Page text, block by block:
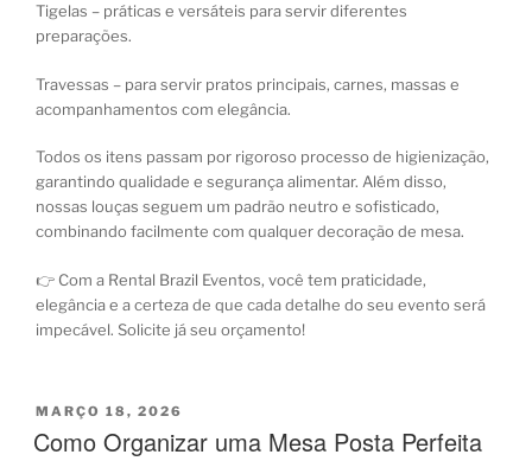
Tigelas – práticas e versáteis para servir diferentes
preparações.
Travessas – para servir pratos principais, carnes, massas e
acompanhamentos com elegância.
Todos os itens passam por rigoroso processo de higienização,
garantindo qualidade e segurança alimentar. Além disso,
nossas louças seguem um padrão neutro e sofisticado,
combinando facilmente com qualquer decoração de mesa.
👉 Com a Rental Brazil Eventos, você tem praticidade,
elegância e a certeza de que cada detalhe do seu evento será
impecável. Solicite já seu orçamento!
MARÇO 18, 2026
Como Organizar uma Mesa Posta Perfeita